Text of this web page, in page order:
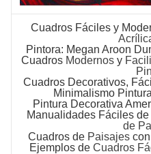
Cuadros Fáciles y
Pintora: Megan Aroon
Cuadros Modernos y
Cuadros Decorativos,
Minimalismo
Pintura Decorativa
Manualidades Fáciles de
de
Cuadrosde Paisajescon
Ejemplos de Cuadros